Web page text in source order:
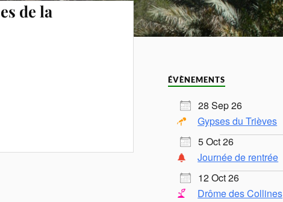
de la
ÉVÈNEMENTS
28 Sep 26
Gypses du Trièves
5 Oct 26
Journée de rentrée
12 Oct 26
Drôme des Collines